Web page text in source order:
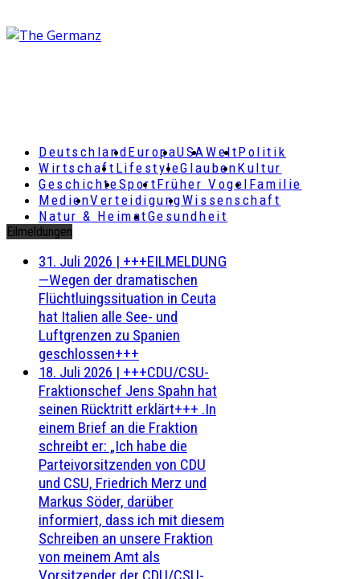
DeutschlandEuropaUSAWeltPolitik
Wirtschaft LifestyleGlaubenKultur
GeschichteSportFrüher Vogel Familie
MedienVerteidigungWissenschaft
Natur & HeimatGesundheit
Eilmeldungen
31. Juli 2026 | +++EILMELDUNG
—Wegen der dramatischen
Flüchtluingssituation in Ceuta
hat Italien alle See- und
Luftgrenzen zu Spanien
geschlossen+++
18. Juli 2026 | +++CDU/CSU-
Fraktionschef Jens Spahn hat
seinen Rücktritt erklärt+++ .In
einem Brief an die Fraktion
schreibt er: „Ich habe die
Parteivorsitzenden von CDU
und CSU, Friedrich Merz und
Markus Söder, darüber
informiert, dass ich mit diesem
Schreiben an unsere Fraktion
von meinem Amt als